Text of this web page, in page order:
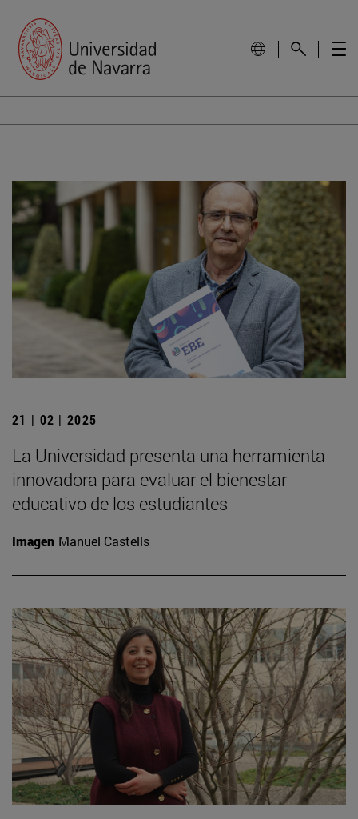
21 | 02 | 2025
La Universidad presenta una herramienta
innovadora para evaluar el bienestar
educativo de los estudiantes
Imagen Manuel Castells